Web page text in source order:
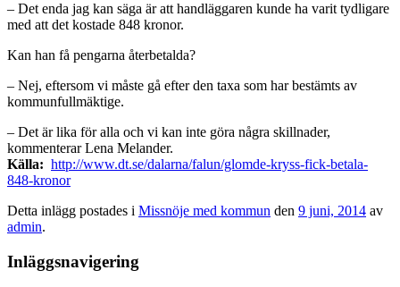
– Det enda jag kan säga är att handläggaren kunde ha varit tydligare
med att det kostade 848 kronor.
Kan han få pengarna återbetalda?
– Nej, eftersom vi måste gå efter den taxa som har bestämts av
kommunfullmäktige.
– Det är lika för alla och vi kan inte göra några skillnader,
kommenterar Lena Melander.
Källa: http://www.dt.se/dalarna/falun/glomde-kryss-fick-betala-
848-kronor
Detta inlägg postades i Missnöje med kommun den 9 juni, 2014 av
admin.
Inläggsnavigering